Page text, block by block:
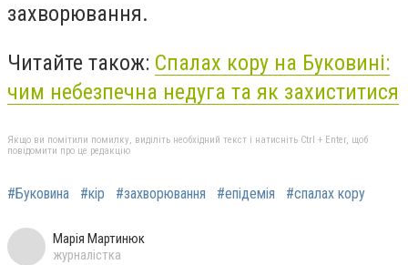
захворювання.
Читайте також: Спалах кору на Буковині:
чим небезпечна недуга та як захиститися
Якщо ви помітили помилку, виділіть необхідний текст і натисніть Ctrl + Enter, щоб
повідомити про це редакцію
#Буковина #кір #захворювання #епідемія #спалах кору
Марія Мартинюк
журналістка